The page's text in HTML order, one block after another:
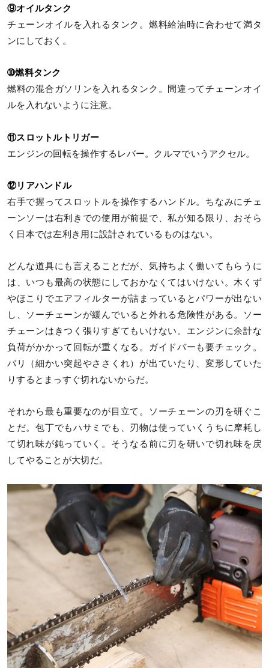
⑨オイルタンク
チェーンオイルを入れるタンク。燃料給油時に合わせて満タ
ンにしておく。
➉燃料タンク
燃料の混合ガソリンを入れるタンク。間違ってチェーンオイ
ルを入れないように注意。
⑪スロットルトリガー
エンジンの回転を操作するレバー。クルマでいうアクセル。
⑫リアハンドル
右手で握ってスロットルを操作するハンドル。ちなみにチェ
ーンソーは右利きでの使用が前提で、私が知る限り、おそら
く日本では左利き用に設計されているものはない。
どんな道具にも言えることだが、気持ちよく働いてもらうに
は、いつも最高の状態にしておかなくてはいけない。木くず
やほこりでエアフィルターが詰まっているとパワーが出ない
し、ソーチェーンが緩んでいると外れる危険性がある。ソー
チェーンはきつく張りすぎてもいけない。エンジンに余計な
負荷がかかって回転が重くなる。ガイドバーも要チェック。
バリ（細かい突起やささくれ）が出ていたり、変形していた
りするとまっすぐ切れないからだ。
それから最も重要なのが目立て。ソーチェーンの刃を研ぐこ
とだ。包丁でもハサミでも、刃物は使っていくうちに摩耗し
て切れ味が鈍っていく。そうなる前に刃を研いで切れ味を戻
してやることが大切だ。